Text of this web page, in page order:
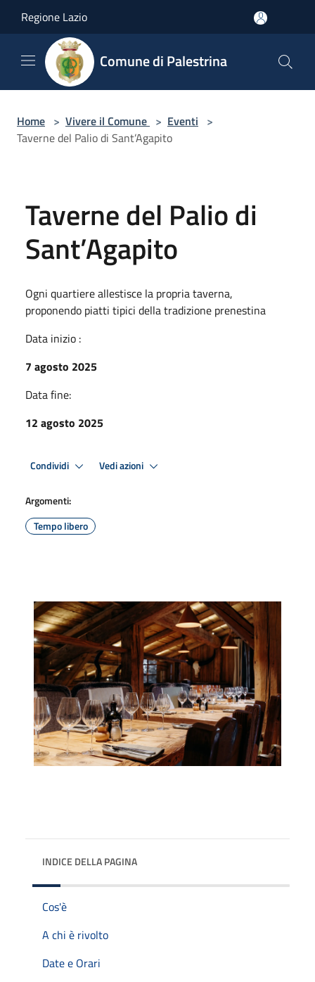
Regione Lazio
Comune di Palestrina
Home > Vivere il Comune > Eventi >
Taverne del Palio di Sant’Agapito
Taverne del Palio di
Sant’Agapito
Ogni quartiere allestisce la propria taverna,
proponendo piatti tipici della tradizione prenestina
Data inizio :
7 agosto 2025
Data fine:
12 agosto 2025
Condividi Vedi azioni
Argomenti:
Tempo libero
INDICE DELLA PAGINA
Cos'è
A chi è rivolto
Date e Orari